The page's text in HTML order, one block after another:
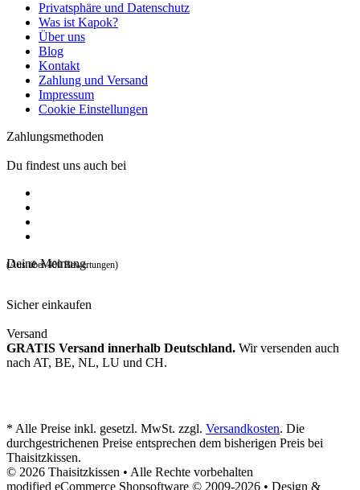
Privatsphäre und Datenschutz
Was ist Kapok?
Über uns
Blog
Kontakt
Zahlung und Versand
Impressum
Cookie Einstellungen
Zahlungsmethoden
Du findest uns auch bei
Deine Meinung
(Aus über 400 Bewertungen)
Sicher einkaufen
Versand
GRATIS Versand innerhalb Deutschland. Wir versenden auch
nach AT, BE, NL, LU und CH.
* Alle Preise inkl. gesetzl. MwSt. zzgl. Versandkosten. Die
durchgestrichenen Preise entsprechen dem bisherigen Preis bei
Thaisitzkissen.
© 2026 Thaisitzkissen • Alle Rechte vorbehalten
modified eCommerce Shopsoftware © 2009-2026 • Design &